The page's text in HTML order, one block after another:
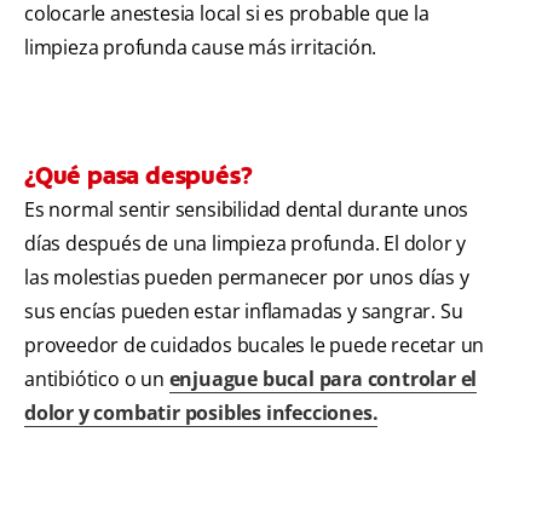
colocarle anestesia local si es probable que la
limpieza profunda cause más irritación.
¿Qué pasa después?
Es normal sentir sensibilidad dental durante unos
días después de una limpieza profunda. El dolor y
las molestias pueden permanecer por unos días y
sus encías pueden estar inflamadas y sangrar. Su
proveedor de cuidados bucales le puede recetar un
antibiótico o un enjuague bucal para controlar el
dolor y combatir posibles infecciones.